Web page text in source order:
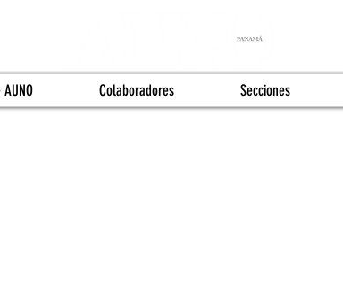
Colaboradores Secciones